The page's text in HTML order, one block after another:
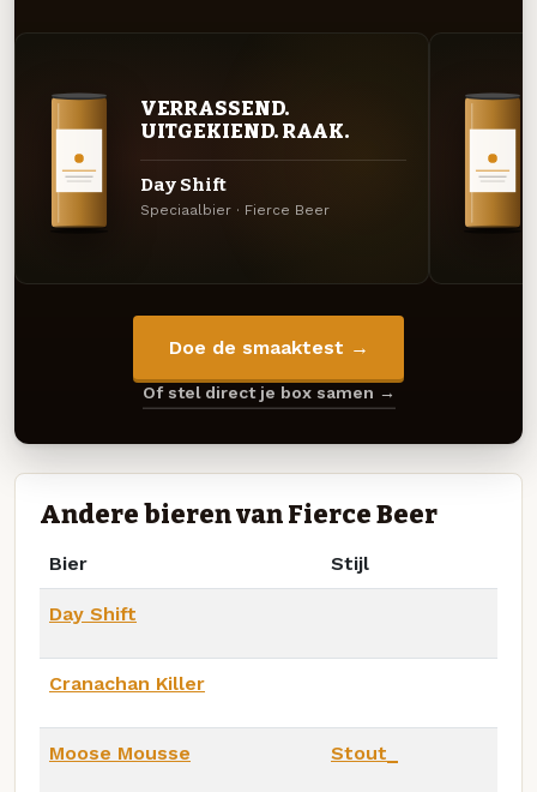
VERRASSEND.
UITGEKIEND. RAAK.
Day Shift
Speciaalbier · Fierce Beer
Doe de smaaktest →
Of stel direct je box samen →
Andere bieren van Fierce Beer
Bier Stijl
Day Shift
Cranachan Killer
Moose Mousse Stout_